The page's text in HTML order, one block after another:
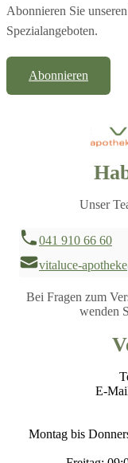
Abonnieren Sie
Spezialangeboten.
Abonnieren
Unser
041 910 66 60
vitaluce-
Bei Fragen zum
wenden
E-
Montag bis